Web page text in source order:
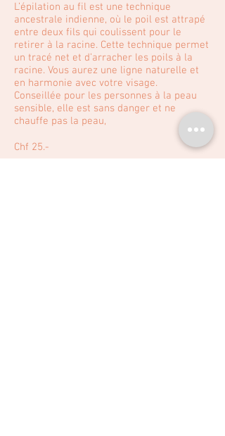
L’épilation au fil est une technique
ancestrale indienne, où le poil est attrapé
entre deux fils qui coulissent pour le
retirer à la racine. Cette technique permet
un tracé net et d’arracher les poils à la
racine. Vous aurez une ligne naturelle et
en harmonie avec votre visage.
Conseillée pour les personnes à la peau
sensible, elle est sans danger et ne
chauffe pas la peau,
Chf 25.-